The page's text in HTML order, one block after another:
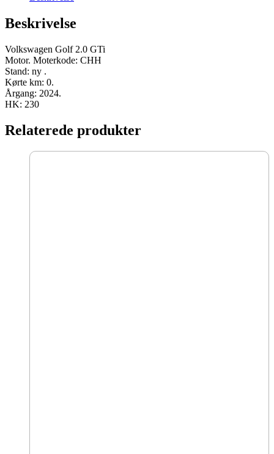
Beskrivelse
Volkswagen Golf 2.0 GTi
Motor. Moterkode: CHH
Stand: ny .
Kørte km: 0.
Årgang: 2024.
HK: 230
Relaterede produkter